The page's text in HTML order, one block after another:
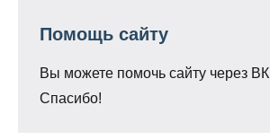
Помощь сайту
Вы можете помочь сайту через
Спасибо!